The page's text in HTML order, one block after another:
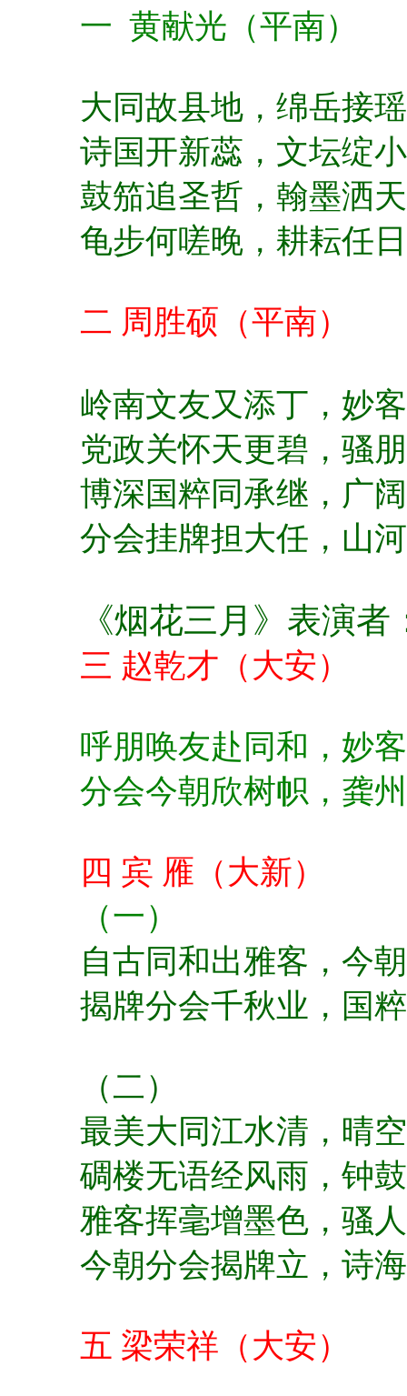
一 黄献光（平南）
大同故县地， 绵岳接
诗国开新蕊， 文坛绽
鼓笳追圣哲， 翰墨洒
龟步何嗟晚， 耕耘任
二 周胜硕（平南）
岭南文友又添丁， 妙
党政关怀天更碧， 骚
博深国粹同承继， 广
分会挂牌担大任， 山
《烟花三月》表演
三 赵乾才（大安）
呼朋唤友赴同和， 妙
分会今朝欣树帜， 龚
四 宾 雁（大新）
（一）
自古同和出雅客， 今
揭牌分会千秋业， 国
（二）
最美大同江水清， 晴
碉楼无语经风雨， 钟
雅客挥毫增墨色， 骚
今朝分会揭牌立， 诗
五 梁荣祥（大安）